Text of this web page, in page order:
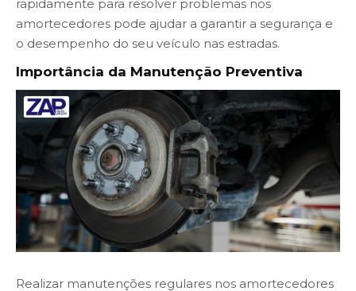
rapidamente para resolver problemas nos
amortecedores pode ajudar a garantir a segurança e
o desempenho do seu veículo nas estradas.
Importância da Manutenção Preventiva
Realizar manutenções regulares nos amortecedores